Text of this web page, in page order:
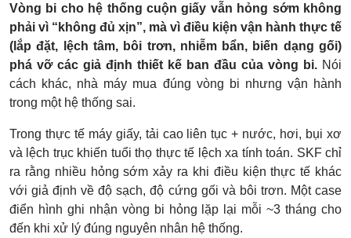
Vòng bi cho hệ thống cuộn giấy vẫn hỏng sớm không
phải vì “không đủ xịn”, mà vì điều kiện vận hành thực tế
(lắp đặt, lệch tâm, bôi trơn, nhiễm bẩn, biến dạng gối)
phá vỡ các giả định thiết kế ban đầu của vòng bi. Nói
cách khác, nhà máy mua đúng vòng bi nhưng vận hành
trong một hệ thống sai.
Trong thực tế máy giấy, tải cao liên tục + nước, hơi, bụi xơ
và lệch trục khiến tuổi thọ thực tế lệch xa tính toán. SKF chỉ
ra rằng nhiều hỏng sớm xảy ra khi điều kiện thực tế khác
với giả định về độ sạch, độ cứng gối và bôi trơn. Một case
điển hình ghi nhận vòng bi hỏng lặp lại mỗi ~3 tháng cho
đến khi xử lý đúng nguyên nhân hệ thống.